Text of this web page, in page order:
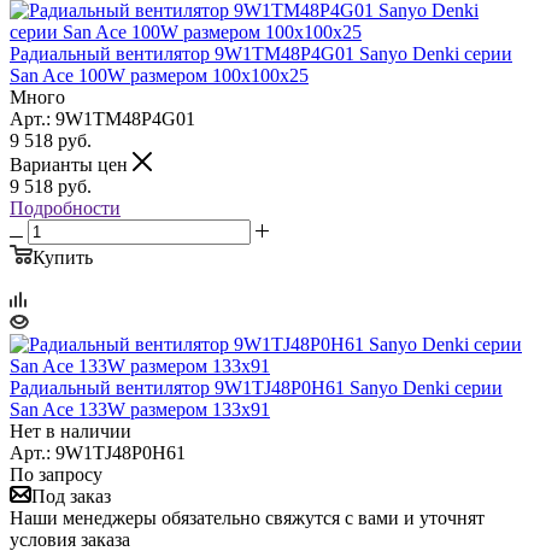
Радиальный вентилятор 9W1TM48P4G01 Sanyo Denki серии
San Ace 100W размером 100x100x25
Много
Арт.: 9W1TM48P4G01
9 518 руб.
Варианты цен
9 518 руб.
Подробности
Купить
Радиальный вентилятор 9W1TJ48P0H61 Sanyo Denki серии
San Ace 133W размером 133x91
Нет в наличии
Арт.: 9W1TJ48P0H61
По запросу
Под заказ
Наши менеджеры обязательно свяжутся с вами и уточнят
условия заказа